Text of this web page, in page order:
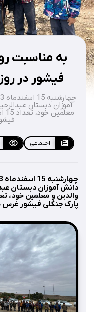
به مناسبت
فیشور در
آموزان دبستان
اجتماعی
دانش آموزان دبستان
پارک جنگلی فیشور غرس